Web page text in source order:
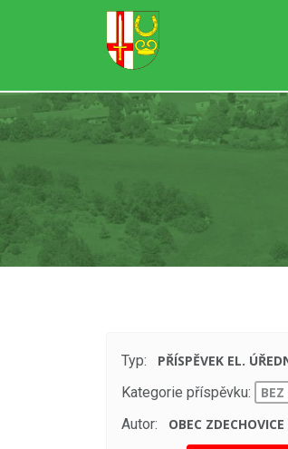
Typ:
PŘÍSPĚVEK EL.
Kategorie příspěvku:
Autor:
OBEC ZDECHOVICE